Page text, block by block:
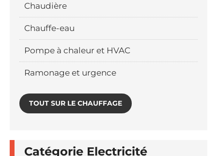
Chaudière
Chauffe-eau
Pompe à chaleur et HVAC
Ramonage et urgence
TOUT SUR LE CHAUFFAGE
Catégorie Electricité